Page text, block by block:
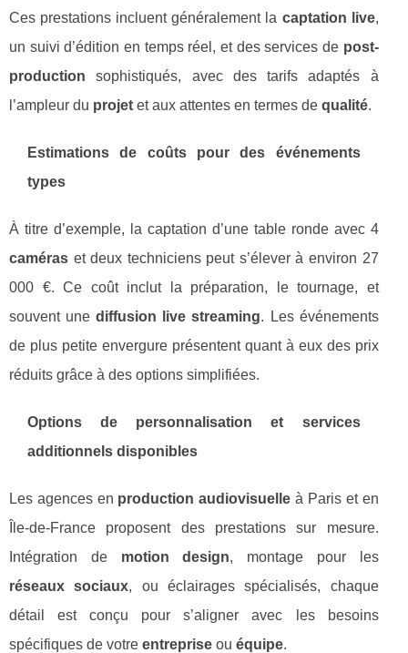
Ces prestations incluent généralement la captation live,
un suivi d’édition en temps réel, et des services de post-
production sophistiqués, avec des tarifs adaptés à
l’ampleur du projet et aux attentes en termes de qualité.
Estimations de coûts pour des événements
types
À titre d’exemple, la captation d’une table ronde avec 4
caméras et deux techniciens peut s’élever à environ 27
000 €. Ce coût inclut la préparation, le tournage, et
souvent unediffusion live streaming. Les événements
de plus petite envergure présentent quant à eux des prix
réduits grâce à des options simplifiées.
Options de personnalisation et services
additionnels disponibles
Les agences en production audiovisuelle à Paris et en
Île-de-France proposent des prestations sur mesure.
Intégration de motion design, montage pour les
réseaux sociaux, ou éclairages spécialisés, chaque
détail est conçu pour s’aligner avec les besoins
spécifiques de votre entreprise ou équipe.